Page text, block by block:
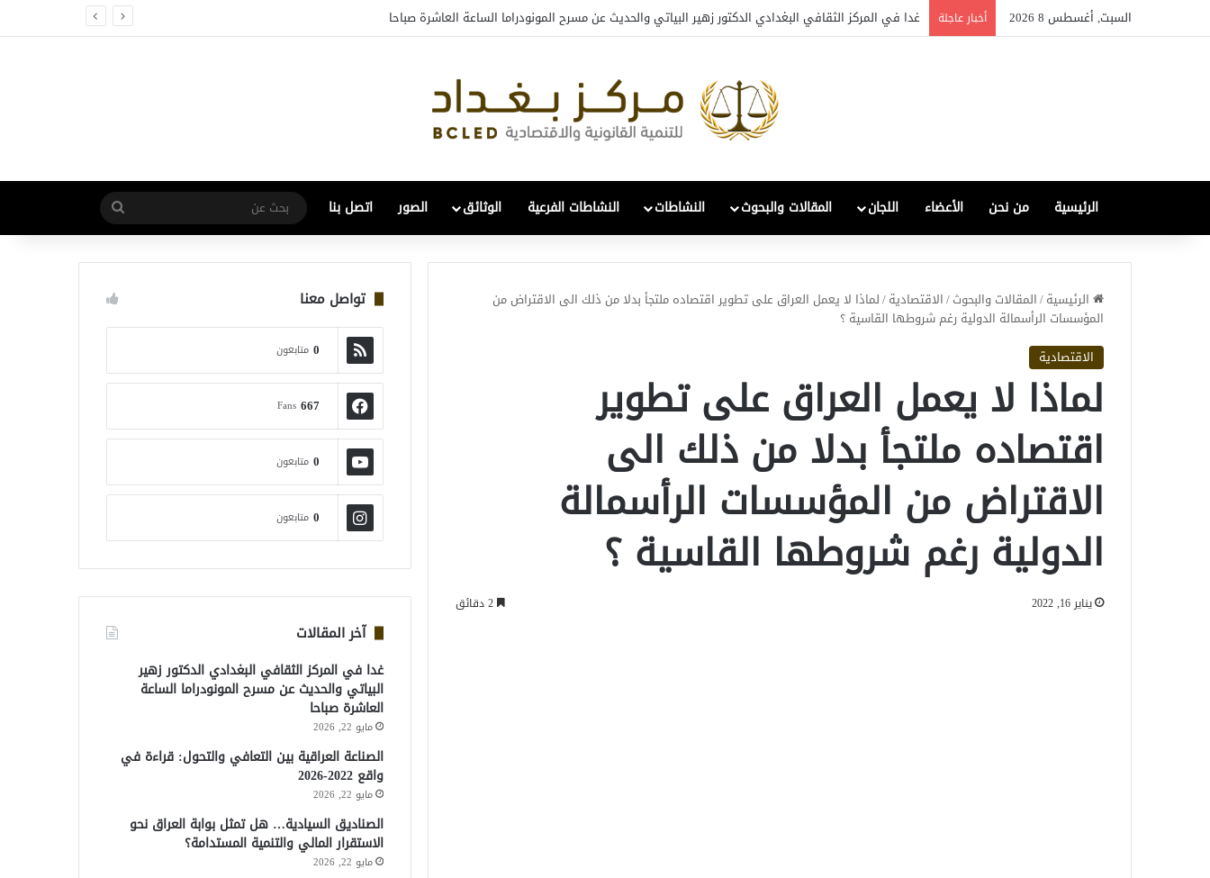
السبت, أغسطس 8 2026 أخبار عاجلة غدا في المركز الثقافي البغدادي الدكتور زهير البياتي والحديث عن مسرح المونودراما الساعة العاشرة صباحا
الرئيسية من نحن الأعضاء اللجان المقالات والبحوث النشاطات النشاطات الفرعية الوثائق الصور اتصل بنا
بحث
عن
الرئيسية/المقالات والبحوث/الاقتصادية/لماذا لا يعمل العراق على تطوير اقتصاده ملتجأ بدلا من ذلك الى الاقتراض من
المؤسسات الرأسمالة الدولية رغم شروطها القاسية ؟
الاقتصادية
لماذا لا يعمل العراق على تطوير
اقتصاده ملتجأ بدلا من ذلك الى
الاقتراض من المؤسسات الرأسمالة
الدولية رغم شروطها القاسية ؟
يناير 16, 2022
تواصل معنا
0 متابعون
667
Fans
0 متابعون
0 متابعون
آخر المقالات
غدا في المركز الثقافي البغدادي الدكتور زهير
البياتي والحديث عن مسرح المونودراما الساعة
العاشرة صباحا
مايو 22, 2026
الصناعة العراقية بين التعافي والتحول: قراءة في
واقع 2022-2026
مايو 22, 2026
الصناديق السيادية… هل تمثل بوابة العراق نحو
الاستقرار المالي والتنمية المستدامة؟
مايو 22, 2026